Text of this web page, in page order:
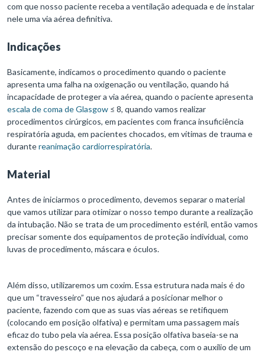
com que nosso paciente receba a ventilação adequada e de instalar
nele uma via aérea definitiva.
Indicações
Basicamente, indicamos o procedimento quando o paciente
apresenta uma falha na oxigenação ou ventilação, quando há
incapacidade de proteger a via aérea, quando o paciente apresenta
escala de coma de Glasgow ≤ 8, quando vamos realizar
procedimentos cirúrgicos, em pacientes com franca insuficiência
respiratória aguda, em pacientes chocados, em vítimas de trauma e
durantereanimação cardiorrespiratória.
Material
Antes de iniciarmos o procedimento, devemos separar o material
que vamos utilizar para otimizar o nosso tempo durante a realização
da intubação. Não se trata de um procedimento estéril, então vamos
precisar somente dos equipamentos de proteção individual, como
luvas de procedimento, máscara e óculos.
Além disso, utilizaremos um coxim. Essa estrutura nada mais é do
que um “travesseiro” que nos ajudará a posicionar melhor o
paciente, fazendo com que as suas vias aéreas se retifiquem
(colocando em posição olfativa) e permitam uma passagem mais
eficaz do tubo pela via aérea. Essa posição olfativa baseia-se na
extensão do pescoço e na elevação da cabeça, com o auxílio de um